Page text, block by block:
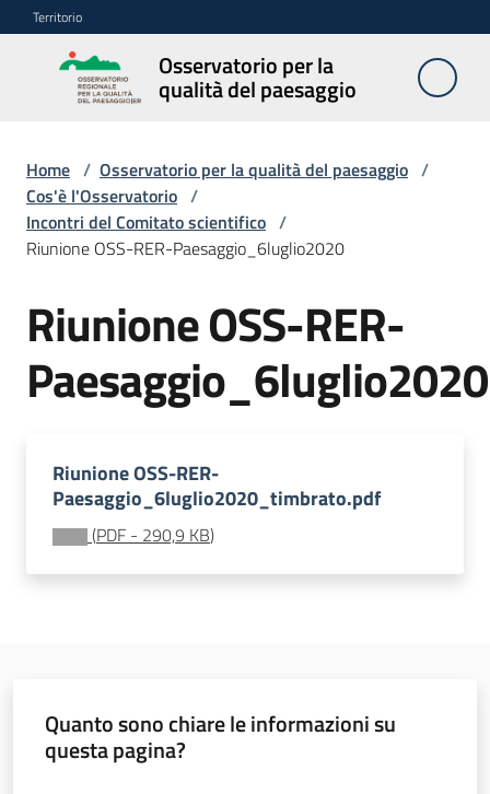
Vai al contenuto
Vai alla navigazione
Vai al footer
Territorio
Osservatorio per la
qualità del paesaggio
Osservatorio
per la
paesaggio
Cos'è
Menu selezionato
Obiettivi
multimedia
atti
Home / Osservatorio per la qualità del paesaggio /
Cos'è l'Osservatorio /
Incontri del Comitato scientifico /
Riunione OSS-RER-Paesaggio_6luglio2020
Riunione OSS-RER-
Paesaggio_6luglio2020
Riunione OSS-RER-
Paesaggio_6luglio2020_timbrato.pdf
(PDF - 290,9 KB)
Quanto sono chiare le informazioni su
questa pagina?